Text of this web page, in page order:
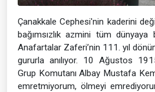
Çanakkale Cephesi'nin kaderini
bağımsızlık azmini tüm
Anafartalar Zaferi’nin 111. yıl
gururla anılıyor. 10 Ağustos
Grup Komutanı Albay Mustafa
emretmiyorum, ölmeyi